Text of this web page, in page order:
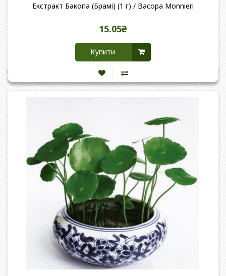
Екстракт Бакопа (Брамі) (1 г) / Bacopa Monnieri
15.05₴
Купити